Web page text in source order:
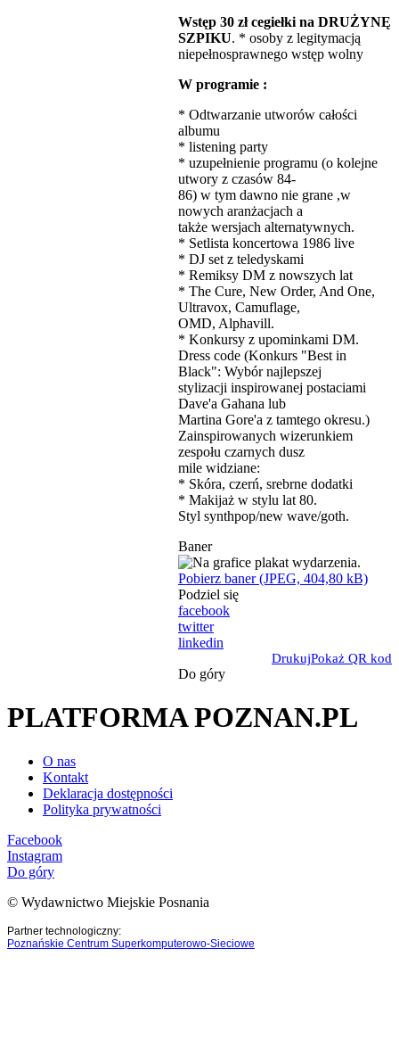
Wstęp 30 zł cegiełki na DRUŻYNĘ
SZPIKU. * osoby z legitymacją
niepełnosprawnego wstęp wolny
W programie :
* Odtwarzanie utworów całości
albumu
* listening party
* uzupełnienie programu (o kolejne
utwory z czasów 84-
86) w tym dawno nie grane ,w
nowych aranżacjach a
także wersjach alternatywnych.
* Setlista koncertowa 1986 live
* DJ set z teledyskami
* Remiksy DM z nowszych lat
* The Cure, New Order, And One,
Ultravox, Camuflage,
OMD, Alphavill.
* Konkursy z upominkami DM.
Dress code (Konkurs "Best in
Black": Wybór najlepszej
stylizacji inspirowanej postaciami
Dave'a Gahana lub
Martina Gore'a z tamtego okresu.)
Zainspirowanych wizerunkiem
zespołu czarnych dusz
mile widziane:
* Skóra, czerń, srebrne dodatki
* Makijaż w stylu lat 80.
Styl synthpop/new wave/goth.
Baner
Pobierz baner (JPEG, 404,80 kB)
Podziel się
facebook
twitter
linkedin
DrukujPokaż QR kod
Do góry
PLATFORMA POZNAN.PL
O nas
Kontakt
Deklaracja dostępności
Polityka prywatności
Facebook
Instagram
Do góry
© Wydawnictwo Miejskie Posnania
Partner technologiczny:
Poznańskie Centrum Superkomputerowo-Sieciowe